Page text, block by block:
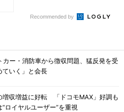
Recommended by
カー・消防車から徴収問題、猛反発を受
ていく」と会長
増収増益に好転 「ドコモMAX」好調も
ロイヤルユーザー”を重視